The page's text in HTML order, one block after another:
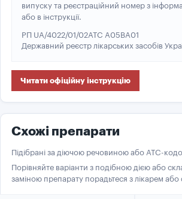
випуску та реєстраційний номер з
або в інструкції.
РП UA/4022/01/02ATC A05BA01
Державний реєстр лікарських засобів
Читати офіційну інструкцію
Схожі препарати
Підібрані за діючою речовиною або ATC-
Порівняйте варіанти з подібною дією або
заміною препарату порадьтеся з лікарем